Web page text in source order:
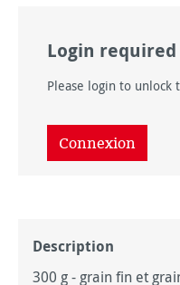
Login required
Please login to
Connexion
Description
300 g - grain fin et